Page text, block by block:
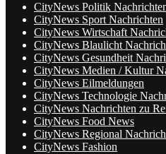
CityNews Politik
CityNews Sport Nachrichten
CityNews Wirtschaft
CityNews Blaulicht
CityNews Gesundheit
CityNews Medien / Kultur
CityNews Eilmeldungen
CityNews Technologie
CityNews Nachrichten zu
CityNews Food News
CityNews Regional
CityNews Fashion